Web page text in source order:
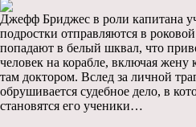
Джефф Бриджес в роли капитана
подростки отправляются в
попадают в белый шквал, что
человек на корабле, включая жену
там доктором. Вслед за личной
обрушивается судебное дело, в
становятся его ученики…